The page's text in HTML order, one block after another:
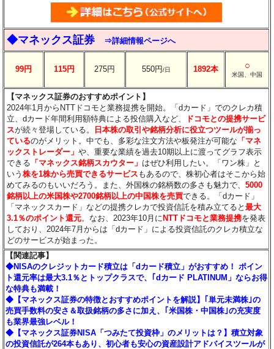
◆マネックス証券 ⇒詳細情報ページへ
99円 115円 275円 550円/日 1892本 ○
米国、中国
【マネックス証券のおすすめポイント】
2024年1月からNTTドコモと業務提携を開始。「dカード」でのクレカ積
立、dカード年間利用額特典による投信購入など、
ドコモとの提携サービ
スが続々登場している。
日本株の取引や銘柄分析に役立つツールが揃っ
ているのがメリット。中でも、多彩な注文方法や板発注が可能な 「マネ
ックストレーダー」や、重要な業績を過去10期以上に渡ってグラフ表示
できる 「マネックス銘柄スカウター」 はぜひ利用したい。「ワン株」と
いう株を1株から売買できるサービス もあるので、株初心者はそこから始
めてみるのもいいだろう。また、外国株の銘柄数の多さも魅力で、5000
銘柄以上の米国株や2700銘柄以上の中国株を売買できる。「dカード」
「マネックスカード」などの提携クレカで投資信託を積み立てると最大
3.1％のポイント還元。なお、2023年10月にNTTドコモと業務提携を発表
しており、2024年7月からは「dカード」による投資信託のクレカ積立な
どのサービスが始まった。
【関連記事】
◆NISAのクレジットカード積立は「dカード積立」がおすすめ！ ポイン
ト還元率は最大3.1％とトップクラスで、｢dカード PLATINUM」ならお得
な特典も満載！
◆【マネックス証券の特徴とおすすめポイントを解説】｢単元未満株｣の
売買手数料の安さ＆取扱銘柄の多さに加え、｢米国株・中国株｣の充実度
も業界最強レベル！
◆【マネックス証券NISA「つみたて投資枠」のメリットは？】積立対象
の投資信託が264本もあり、初心者も安心の資産設計アドバイスツールが